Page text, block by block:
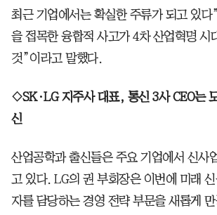
최근 기업에서는 확실한 주류가 되고 있
을 접목한 융합적 사고가 4차 산업혁명 시
것”이라고 말했다.
◇SK·LG 지주사 대표, 통신 3사 CEO는
신
산업공학과 출신들은 주요 기업에서 신사
고 있다. LG의 권 부회장은 이번에 미래
자를 담당하는 경영 전략 부문을 새롭게